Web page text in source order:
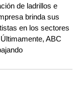
de ladrillos e
brinda sus
en los sectores
ABC